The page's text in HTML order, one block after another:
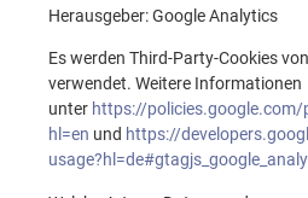
Herausgeber: Google Analytics
Es werden Third-Party-Cookies
verwendet. Weitere Informationen
unter https://policies.google.com/
hl=en und https://